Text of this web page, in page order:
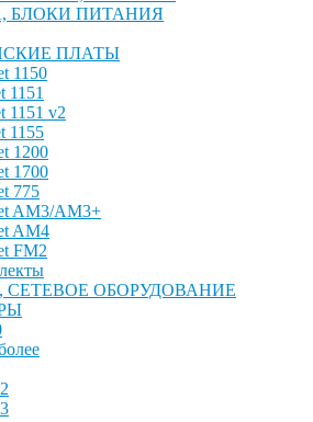
БЛОКИ ПИТАНИЯ
ПЛАТЫ
1150
1151
1151 v2
1155
1200
1700
775
AM3/AM3+
AM4
FM2
ОБОРУДОВАНИЕ